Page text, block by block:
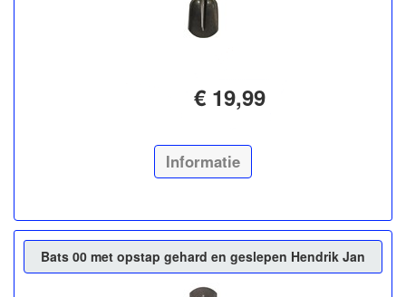
€ 19,99
Informatie
Bats 00 met opstap gehard en geslepen Hendrik Jan